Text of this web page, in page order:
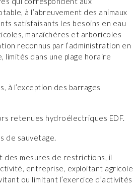
à l’abreuvement des animaux
satisfaisants les besoins en eau
maraîchères et arboricoles
reconnus par l’administration en
dans une plage horaire
à l’exception des barrages
retenues hydroélectriques EDF.
de sauvetage.
mesures de restrictions, il
entreprise, exploitant agricole
ou limitant l’exercice d’activités